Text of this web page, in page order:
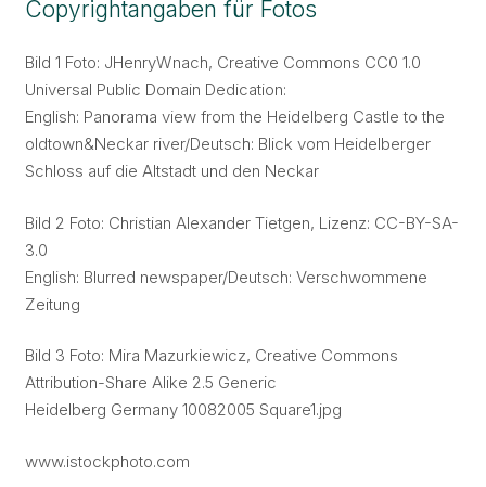
Copyrightangaben für Fotos
Bild 1 Foto: JHenryWnach, Creative Commons CC0 1.0
Universal Public Domain Dedication:
English: Panorama view from the Heidelberg Castle to the
oldtown&Neckar river/Deutsch: Blick vom Heidelberger
Schloss auf die Altstadt und den Neckar
Bild 2 Foto: Christian Alexander Tietgen, Lizenz: CC-BY-SA-
3.0
English: Blurred newspaper/Deutsch: Verschwommene
Zeitung
Bild 3 Foto: Mira Mazurkiewicz, Creative Commons
Attribution-Share Alike 2.5 Generic
Heidelberg Germany 10082005 Square1.jpg
www.istockphoto.com